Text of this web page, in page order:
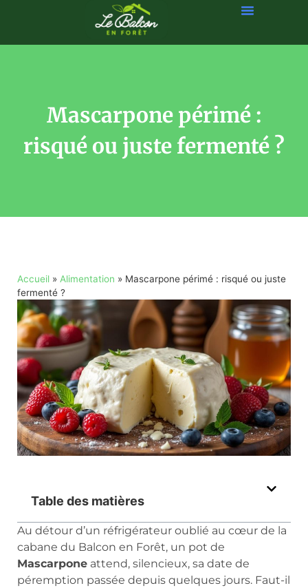
Mascarpone périmé :
risqué ou juste fermenté ?
Accueil » Alimentation » Mascarpone périmé : risqué ou juste
fermenté ?
Table des matières
Au détour d’un réfrigérateur oublié au cœur de la
cabane du Balcon en Forêt, un pot de
Mascarpone attend, silencieux, sa date de
péremption passée depuis quelques jours. Faut-il